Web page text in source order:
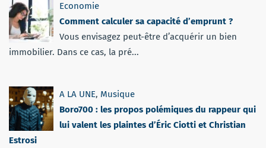
Economie
Comment calculer sa capacité d’emprunt ?
Vous envisagez peut-être d’acquérir un bien
immobilier. Dans ce cas, la pré...
A LA UNE, Musique
Boro700 : les propos polémiques du rappeur qui
lui valent les plaintes d’Éric Ciotti et Christian
Estrosi